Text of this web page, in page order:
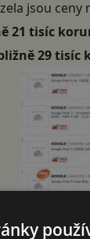
jsou ceny
21 tisíc
29 tisíc